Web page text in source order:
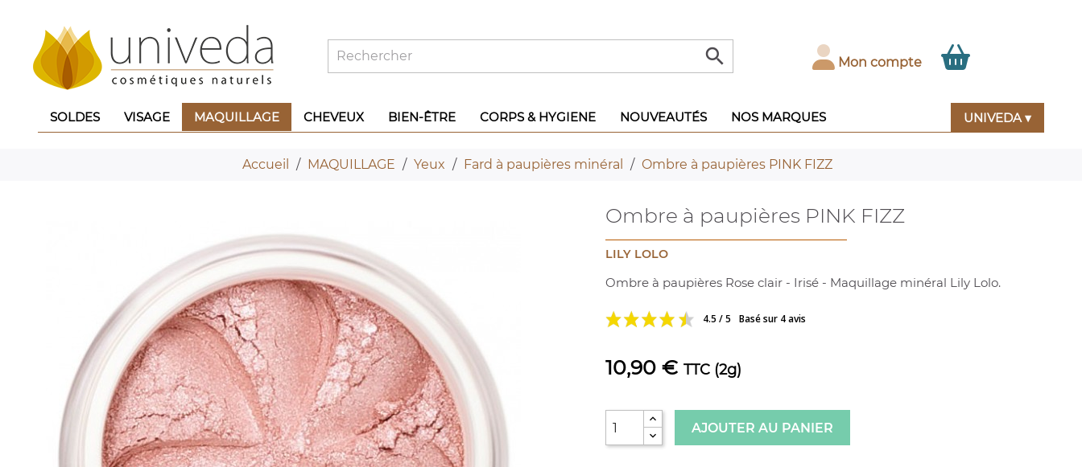
 Mon compte
SOLDES VISAGE MAQUILLAGE CHEVEUX BIEN-ÊTRE CORPS & HYGIENE NOUVEAUTÉS NOS MARQUES UNIVEDA ▾
Accueil MAQUILLAGE Yeux Fard à paupières minéral Ombre à paupières PINK FIZZ
Ombre à paupières PINK FIZZ
LILY LOLO
Ombre à paupières Rose clair - Irisé - Maquillage minéral Lily Lolo.
4.5 / 5 Basé sur 4 avis
10,90 € TTC (2g)
AJOUTER AU PANIER